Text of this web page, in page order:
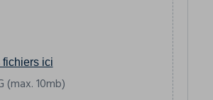
fichiers ici
(max. 10mb)